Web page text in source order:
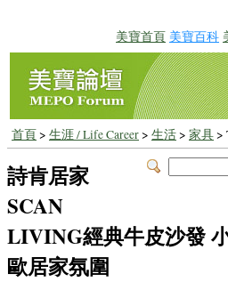
美寶首頁 美寶百科
首頁> 生涯 / Life Career> 生活> 家具>
詩肯居家
SCAN
LIVING經典牛皮沙發
歐居家氛圍